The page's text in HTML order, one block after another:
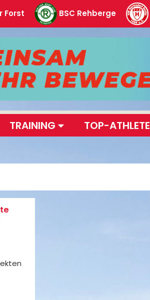
Forst BSC Rehberge
TRAINING TOP-